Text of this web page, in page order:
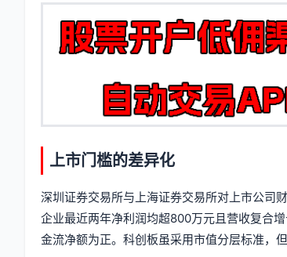
息
签
上市门槛的差异化
深圳证券交易所与上海证券交易所对上市公司
企业最近两年净利润均超800万元且营收复合
金流净额为正。科创板虽采用市值分层标准，